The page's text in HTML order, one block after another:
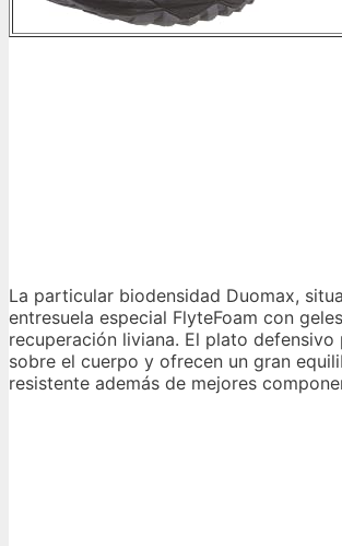
La particular biodensidad Duomax,
entresuela especial FlyteFoam con
recuperación liviana. El plato
sobre el cuerpo y ofrecen un gran
resistente además de mejores